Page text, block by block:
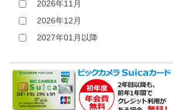
2026年11月
2026年12月
2027年01月以降